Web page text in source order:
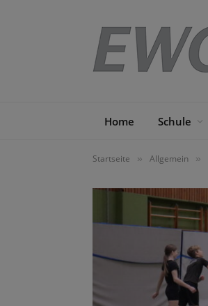
Home Schule
Startseite » Allgemein »